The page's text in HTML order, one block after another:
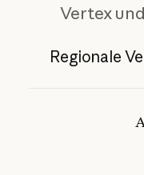
Vertex
Regionale